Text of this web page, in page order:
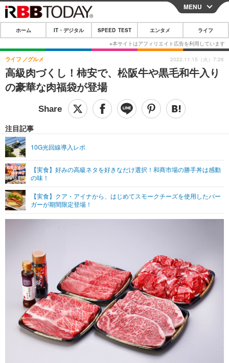
CLOSE
ホーム
IT・デジタル
IT・デジタルTOP スマートフォン
ショッピング その他
SPEED TEST
エンタメTOP 映画・ドラマ
グラビア
ショッピング その他
ライフTOP
リリース一覧
プッシュ通知の停止方法
MENU
ホーム IT・デジタル SPEED TEST エンタメ ライフ
高級肉づくし！柿安で、松阪牛や黒毛和牛入り
の豪華な肉福袋が登場
ライフ グルメ
注目記事
10G光回線導入レポ
【実食】好みの高級ネタを好きなだけ選択！和商市場の勝手丼は感動
の味！
【実食】クア・アイナから、はじめてスモークチーズを使用したバー
ガーが期間限定登場！
2022.11.15（火）7:26